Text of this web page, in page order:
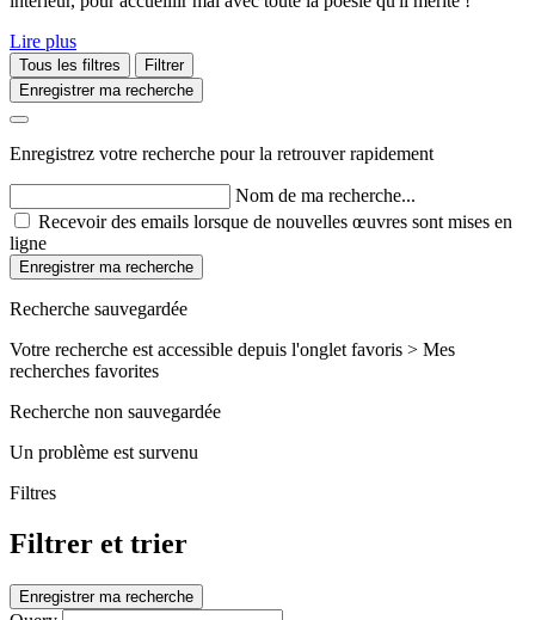
Lire plus
Tous les filtres
Filtrer
Enregistrer ma recherche
Enregistrez votre recherche pour la retrouver rapidement
Nom de ma recherche...
Recevoir des emails lorsque de nouvelles œuvres sont mises en
ligne
Enregistrer ma recherche
Recherche sauvegardée
Votre recherche est accessible depuis l'onglet favoris > Mes
recherches favorites
Recherche non sauvegardée
Un problème est survenu
Filtres
Filtrer et trier
Enregistrer ma recherche